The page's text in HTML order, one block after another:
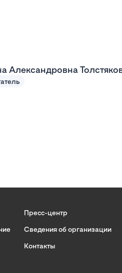
Александровна
Пресс-центр
Сведения об организации
Контакты